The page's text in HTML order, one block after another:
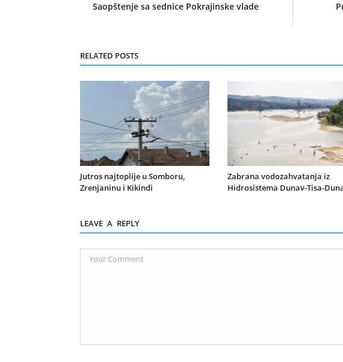
Saopštenje sa sednice Pokrajinske vlade
RELATED POSTS
Jutros najtoplije u Somboru,
Zrenjaninu i Kikindi
Zabrana vodozahvatanja iz
Hidrosistema Dunav-Tisa-
LEAVE A REPLY